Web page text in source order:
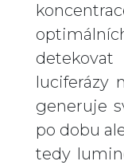
luciferázy
generuje
po dobu
tedy